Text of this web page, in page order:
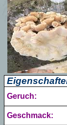
Geruch:
Geschmack: